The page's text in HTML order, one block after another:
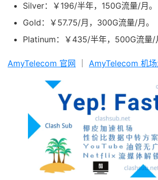
Silver：￥196/半年，150G流量/月。
Gold：￥57.75/月，300G流量/月。
Platinum：￥435/半年，500G流量/
AmyTelecom 官网 AmyTelecom 机场